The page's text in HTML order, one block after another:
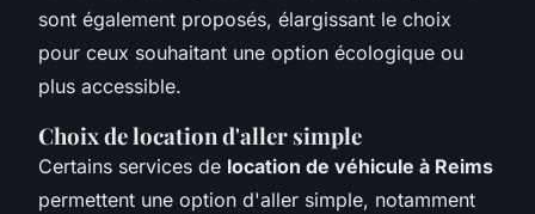
sont également proposés, élargissant le choix
pour ceux souhaitant une option écologique ou
plus accessible.
Choix de location d'aller simple
Certains services de location de véhicule à Reims
permettent une option d'aller simple, notamment